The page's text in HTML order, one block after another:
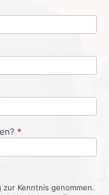
*
Kenntnis genommen.